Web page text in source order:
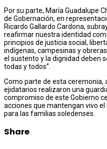
Por su parte, María Guadalupe
de Gobernación, en
Ricardo Gallardo Cardona,
reafirmar nuestra identidad
principios de justicia social,
indígenas, campesinas y
el sustento y la dignidad deben
todas y todos”.
Como parte de esta
ejidatarios realizaron una
compromiso de este Gobierno
acciones que mantengan vivo
para las familias soledenses.
Share